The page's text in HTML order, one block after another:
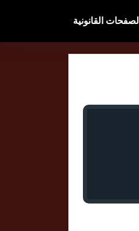
الصفحات القانونية